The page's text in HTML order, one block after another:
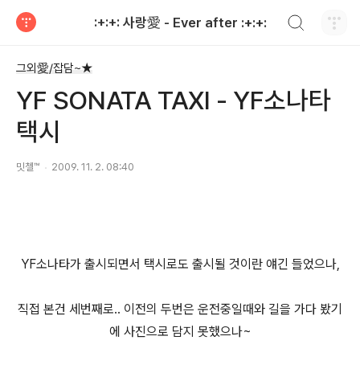
:+:+: 사랑愛 - Ever after :+:+:
그외愛/잡담~★
YF SONATA TAXI - YF소나타
택시
밋첼™ 2009. 11. 2. 08:40
YF소나타가 출시되면서 택시로도 출시될 것이란 얘긴 들었으나,
직접 본건 세번째로.. 이전의 두번은 운전중일때와 길을 가다 봤기
에 사진으로 담지 못했으나~